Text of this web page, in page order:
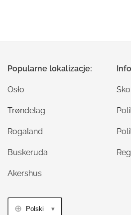
Popularne lokalizacje:
Osło
Trøndelag
Rogaland
Buskeruda
Akershus
Polski